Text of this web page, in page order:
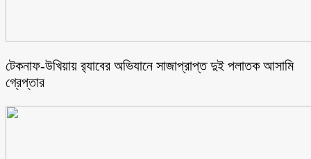
টেকনাফ-উখিয়ায় র‌্যাবের অভিযানে সাজাপ্রাপ্ত দুই পলাতক আসামি
গ্রেপ্তার